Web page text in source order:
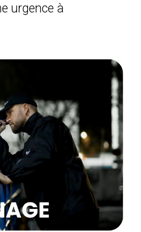
urgence à